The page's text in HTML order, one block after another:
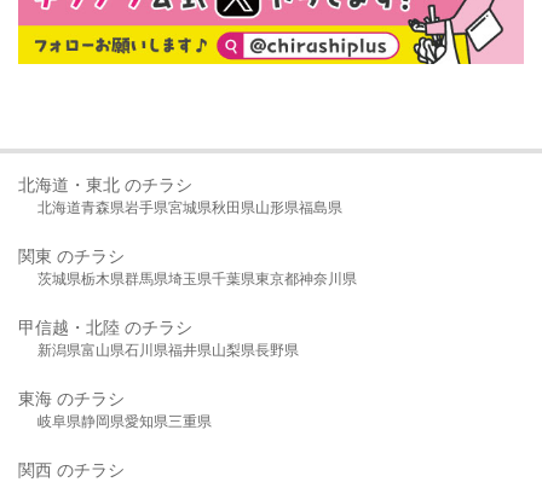
北海道・東北 のチラシ
北海道青森県岩手県宮城県秋田県山形県福島県
関東 のチラシ
茨城県栃木県群馬県埼玉県千葉県東京都神奈川県
甲信越・北陸 のチラシ
新潟県富山県石川県福井県山梨県長野県
東海 のチラシ
岐阜県静岡県愛知県三重県
関西 のチラシ